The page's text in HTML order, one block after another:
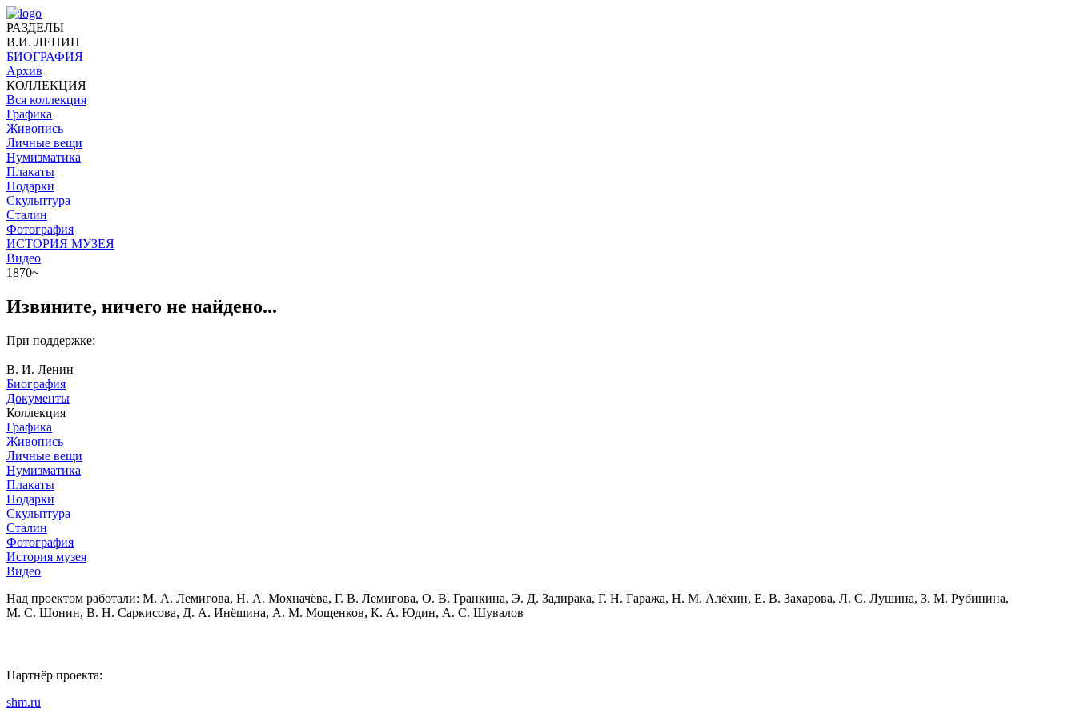
РАЗДЕЛЫ
В.И. ЛЕНИН
БИОГРАФИЯ
Архив
КОЛЛЕКЦИЯ
Вся коллекция
Графика
Живопись
Личные вещи
Нумизматика
Плакаты
Подарки
Скульптура
Сталин
Фотография
ИСТОРИЯ МУЗЕЯ
Видео
1870~
Извините, ничего не найдено...
При поддержке:
В. И. Ленин
Биография
Документы
Коллекция
Графика
Живопись
Личные вещи
Нумизматика
Плакаты
Подарки
Скульптура
Сталин
Фотография
История музея
Видео
Над проектом работали: М. А. Лемигова, Н. А. Мохначёва, Г. В. Лемигова, О. В. Гранкина, Э. Д. Задирака, Г. Н. Гаража, Н. М. Алёхин, Е. В. Захарова, Л. С. Лушина, З. М. Рубинина,
М. С. Шонин, В. Н. Саркисова, Д. А. Инёшина, А. М. Мощенков, К. А. Юдин, А. С. Шувалов
Партнёр проекта:
shm.ru